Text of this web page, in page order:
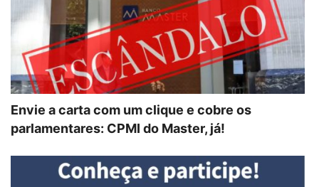
Envie a carta com um clique e cobre os
parlamentares: CPMI do Master, já!